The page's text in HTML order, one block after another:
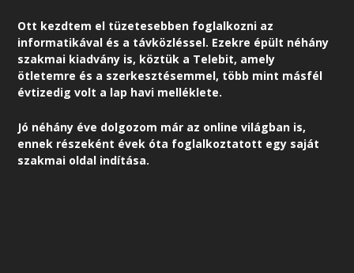
Ott kezdtem el tüzetesebben foglalkozni az
informatikával és a távközléssel. Ezekre épült néhány
szakmai kiadvány is, köztük a Telebit, amely
ötletemre és a szerkesztésemmel, több mint másfél
évtizedig volt a lap havi melléklete.
Jó néhány éve dolgozom már az online világban is,
ennek részeként évek óta foglalkoztatott egy saját
szakmai oldal indítása.